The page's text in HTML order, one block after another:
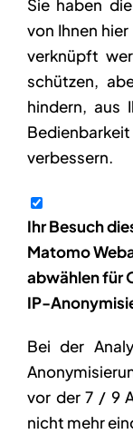
Sie haben
von Ihnen
verknüpft
schützen,
hindern, aus
verbessern.
Ihr Besuch
Matomo
abwählen für
IP-
Bei der
vor der 7 / 9
nicht mehr